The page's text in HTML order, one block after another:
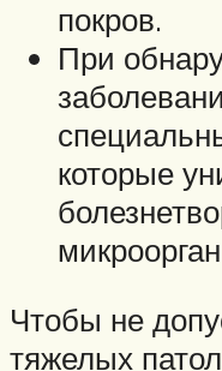
покров.
При
которые
Чтобы не
тяжелых